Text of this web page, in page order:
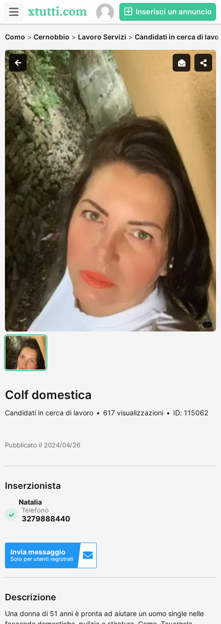
Inserisci un annuncio
Como > Cernobbio > Lavoro Servizi > Candidati in cerca di
Colf domestica
Candidati in cerca di lavoro 617 visualizzazioni ID: 115062
Pubblicato il 2024/04/26
Inserzionista
Natalia
Telefono
3279888440
Invia messaggio
Solo per utenti registrati
Descrizione
Una donna di 51 anni è pronta ad aiutare un uomo single nelle